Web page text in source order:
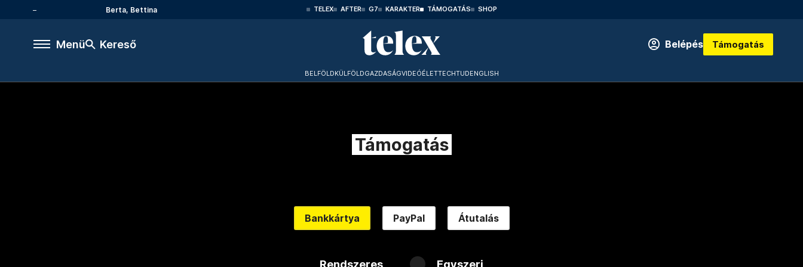
Berta, Bettina TELEX AFTER G7 KARAKTER TÁMOGATÁS SHOP
Menü Kereső Belépés Támogatás
BELFÖLDKÜLFÖLDGAZDASÁGVIDEÓÉLETTECHTUDENGLISH
Támogatás
Bankkártya PayPal Átutalás
Rendszeres Egyszeri